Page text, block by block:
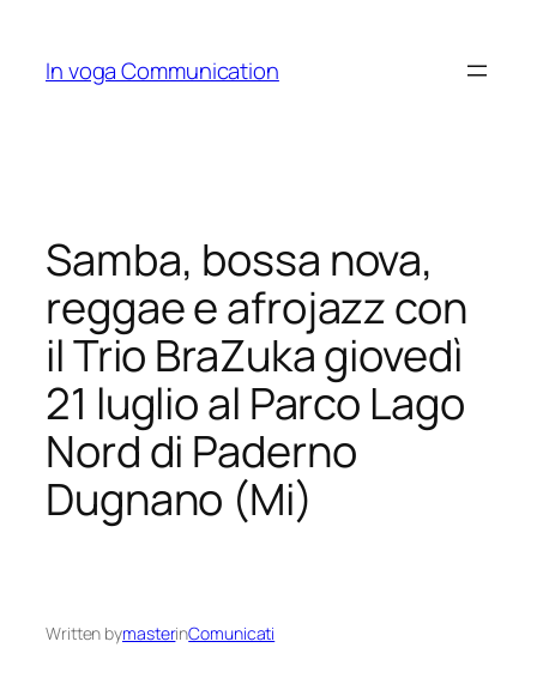
content
In voga Communication
Samba, bossa nova,
reggae e afrojazz con
il Trio BraZuka giovedì
21 luglio al Parco Lago
Nord di Paderno
Dugnano (Mi)
Written bymasterinComunicati